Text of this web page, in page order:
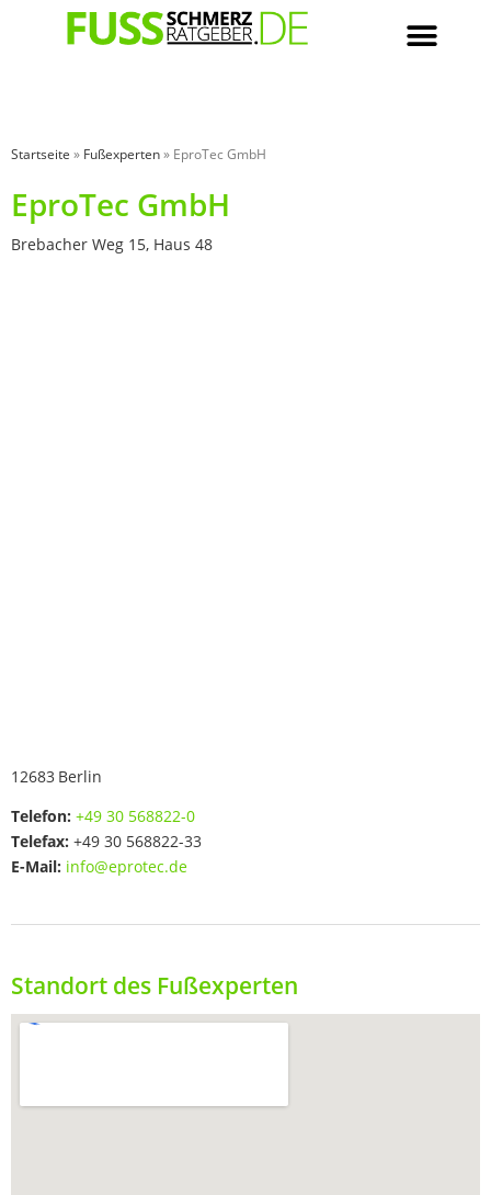
Startseite » Fußexperten» EproTec GmbH
EproTec GmbH
Brebacher Weg 15, Haus 48
12683 Berlin
Telefon: +49 30 568822-0
Telefax: +49 30 568822-33
E-Mail: info@eprotec.de
Standort des Fußexperten